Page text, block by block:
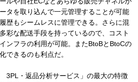
タを取り込んで一元管理することが可能
歴もシームレスに管理できる。さらに混
彩な配送手段を持っているので、コスト
ンフラの利用が可能。またBtoBとBtoCの
できるのも利点だ。
3PL・返品分析サービス」の最大の特徴